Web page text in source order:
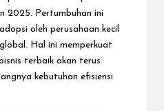
2025. Pertumbuhan ini
oleh perusahaan kecil
Hal ini memperkuat
terbaik akan terus
kebutuhan efisiensi